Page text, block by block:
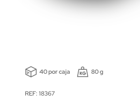
40 por caja 80 g
REF: 18367